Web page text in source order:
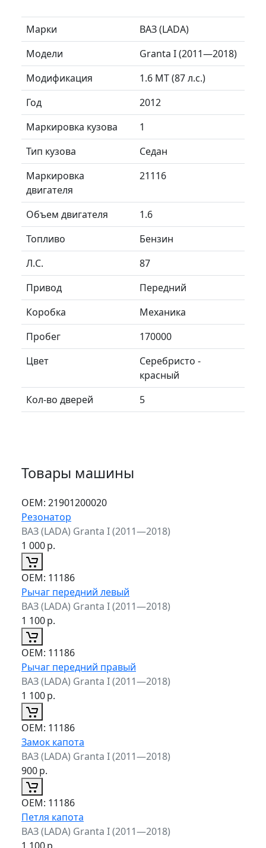
Марки
ВАЗ (LADA)
Модели
Granta I (2011—2018)
Модификация
1.6 MT (87 л.с.)
Год
2012
Маркировка кузова
1
Тип кузова
Седан
Маркировка
двигателя
21116
Объем двигателя
1.6
Топливо
Бензин
Л.C.
87
Привод
Передний
Коробка
Механика
Пробег
170000
Цвет
Серебристо -
красный
Кол-во дверей
5
Товары машины
ОЕМ: 21901200020
Резонатор
ВАЗ (LADA) Granta I (2011—2018)
1 000р.
ОЕМ: 11186
Рычаг передний левый
ВАЗ (LADA) Granta I (2011—2018)
1 100р.
ОЕМ: 11186
Рычаг передний правый
ВАЗ (LADA) Granta I (2011—2018)
1 100р.
ОЕМ: 11186
Замок капота
ВАЗ (LADA) Granta I (2011—2018)
900р.
ОЕМ: 11186
Петля капота
ВАЗ (LADA) Granta I (2011—2018)